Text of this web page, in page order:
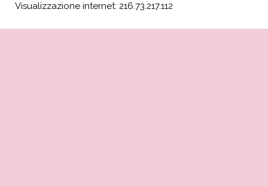
Visualizzazione internet: 216.73.217.112